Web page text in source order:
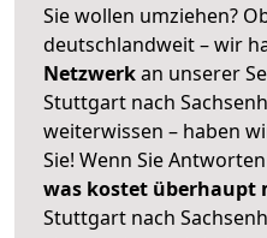
Sie wollen umziehen?
deutschlandweit – wir
Netzwerkan unserer
Stuttgart nach
weiterwissen – haben
Sie! Wenn Sie
was kostet überhaupt
Stuttgart nach